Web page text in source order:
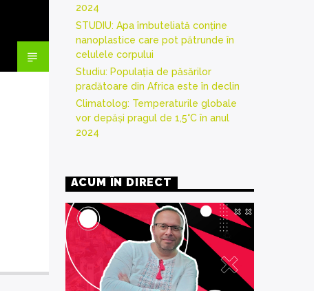
2024
STUDIU: Apa îmbuteliată conține
nanoplastice care pot pătrunde în
celulele corpului
Studiu: Populația de păsărilor
pradătoare din Africa este în declin
Climatolog: Temperaturile globale
vor depăși pragul de 1,5°C în anul
2024
ACUM ÎN DIRECT